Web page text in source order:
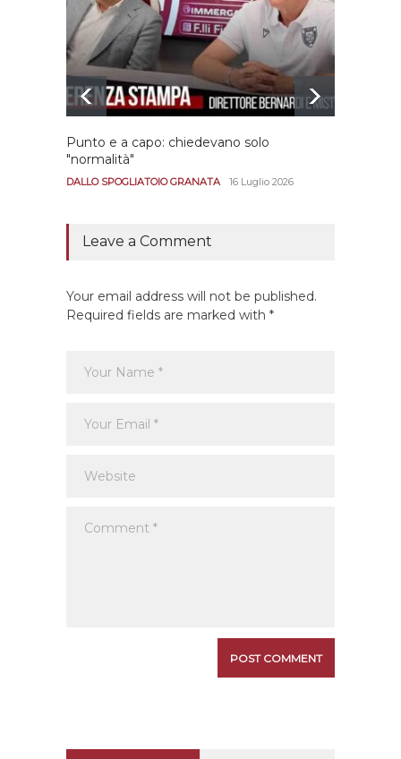
Punto e a capo: chiedevano solo
"normalità"
DALLO SPOGLIATOIO GRANATA 16 Luglio 2026
Leave a Comment
Your email address will not be published.
Required fields are marked with *